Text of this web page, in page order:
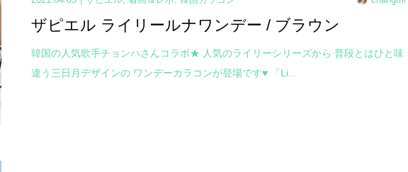
ザピエル ライリールナワンデー / ブラウン
韓国の人気歌手チョンハさんコラボ★ 人気のライリーシリーズから 普段とはひと味
違う三日月デザインの ワンデーカラコンが登場です♥ 「Li...